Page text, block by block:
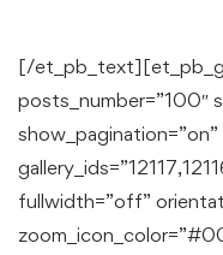
[/
posts_number=”100″
show_pagination=”on”
fullwidth=”off”